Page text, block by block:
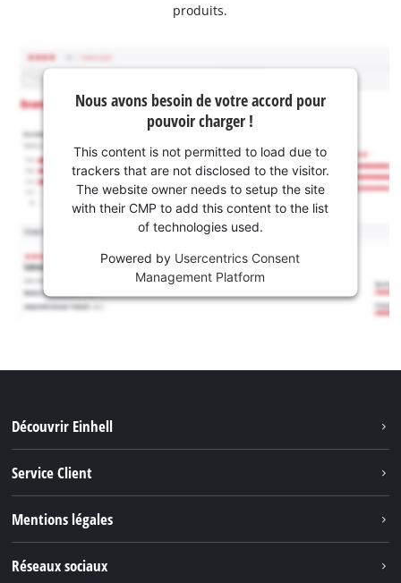
produits.
Nous avons besoin de votre accord pour
pouvoir charger !
This content is not permitted to load due to
trackers that are not disclosed to the visitor.
The website owner needs to setup the site
with their CMP to add this content to the list
of technologies used.
Powered by Usercentrics Consent
Management Platform
Découvrir Einhell
Outils de Bricolage
Accessoires
Service Client
Carrière
Mentions légales
Réseaux sociaux